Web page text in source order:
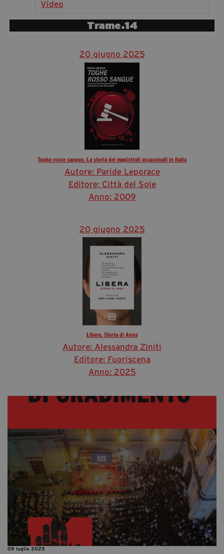
segreteria@tramefestival.it
info@tramefestival.itTrame.14
20 giugno 2025
Toghe rosse sangue. La storia dei magistrati assassinati in Italia
Autore: Paride Leporace
Editore: Città del Sole
Anno: 2009
20 giugno 2025
Libera. Storia di Anna
Autore: Alessandra Ziniti
Editore: Fuoriscena
Anno: 2025
09 luglio 2025
Video